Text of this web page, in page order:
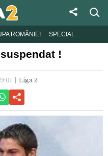
ROMÂNIEI SPECIAL
!
Liga 2